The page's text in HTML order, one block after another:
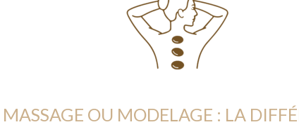
MASSAGE OU MODELAGE : LA